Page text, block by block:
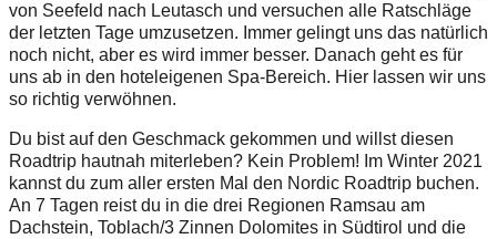
von Seefeld nach Leutasch und versuchen alle Ratschläge
der letzten Tage umzusetzen. Immer gelingt uns das natürlich
noch nicht, aber es wird immer besser. Danach geht es für
uns ab in den hoteleigenen Spa-Bereich. Hier lassen wir uns
so richtig verwöhnen.
Du bist auf den Geschmack gekommen und willst diesen
Roadtrip hautnah miterleben? Kein Problem! Im Winter 2021
kannst du zum aller ersten Mal den Nordic Roadtrip buchen.
An 7 Tagen reist du in die drei Regionen Ramsau am
Dachstein, Toblach/3 Zinnen Dolomites in Südtirol und die